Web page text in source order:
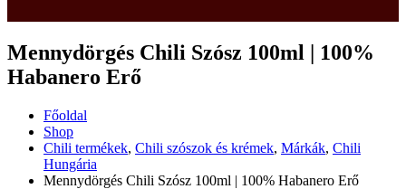
Mennydörgés Chili Szósz 100ml | 100%
Habanero Erő
Főoldal
Shop
Chili termékek, Chili szószok és krémek, Márkák, Chili
Hungária
Mennydörgés Chili Szósz 100ml | 100% Habanero Erő